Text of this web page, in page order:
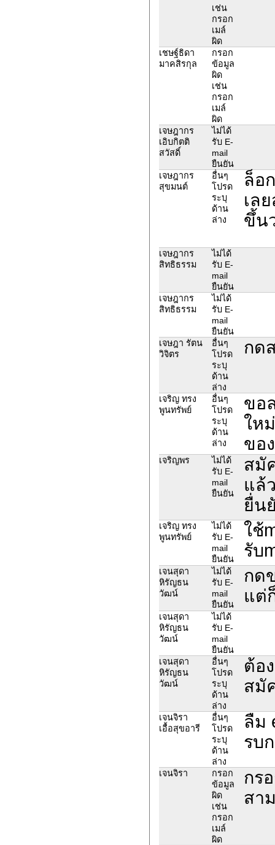
เช่น
กรอก
เมล์
ผิด
เชษฐ์ธิดา
มาคสิรกุล
กรอก
ข้อมูล
ผิด
เช่น
กรอก
เมล์
ผิด
เจษฎากร
เอิบกิตติ
สวัสดิ์
ไม่ได้
รับ E-
mail
ยืนยัน
เจษฎากร
สุขมนต์
อื่นๆ
โปรด
ระบุ
ด้าน
ล่าง
ล็อ
เล
ขึ้น
เจษฎากร
สิทธิธรรม
ไม่ได้
รับ E-
mail
ยืนยัน
เจษฎากร
สิทธิธรรม
ไม่ได้
รับ E-
mail
ยืนยัน
เจษฎา รัตน
วิจิตร
อื่นๆ
โปรด
ระบุ
ด้าน
ล่าง
กด
เจริญ​ ทรง
พูนทรัพย์
อื่นๆ
โปรด
ระบุ
ด้าน
ล่าง
ขอ
ให
ขอ
เจริญพร
ไม่ได้
รับ E-
mail
ยืนยัน
สมั
แล้
ยื่น
เจริญ ทรง​
พูน​ทรัพย์
ไม่ได้
รับ E-
mail
ยืนยัน
ใช้
รับ
เจนสุดา
หิรัญธน
วัฒน์
ไม่ได้
รับ E-
mail
ยืนยัน
กด
แต่
เจนสุดา
หิรัญธน
วัฒน์
ไม่ได้
รับ E-
mail
ยืนยัน
เจนสุดา
หิรัญธน
วัฒน์
อื่นๆ
โปรด
ระบุ
ด้าน
ล่าง
ต้อ
สมั
เจนจิรา
เอื้อสุขอารี
อื่นๆ
โปรด
ระบุ
ด้าน
ล่าง
ลืม
รบ
เจนจิรา
กรอก
ข้อมูล
ผิด
เช่น
กรอก
เมล์
ผิด
กร
สา